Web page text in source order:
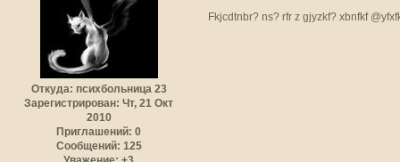
Откуда: психбольница 23
Зарегистрирован: Чт, 21 Окт
2010
Приглашений: 0
Сообщений: 125
Уважение: +3
Fkjcdtnbr? ns? rfr z gjyzkf? xbnfkf